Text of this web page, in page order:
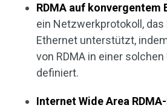
RDMA auf konvergentem
ein Netzwerkprotokoll, das
Ethernet unterstützt,
von RDMA in einer
definiert.
Internet Wide Area